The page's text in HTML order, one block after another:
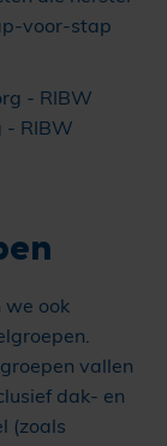
- RIBW
voor-stap
we ook
vallen
dak- en
(zoals